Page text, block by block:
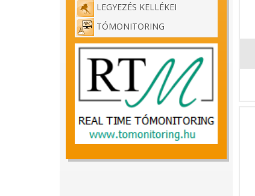
LEGYEZÉS KELLÉKEI
TÓMONITORING